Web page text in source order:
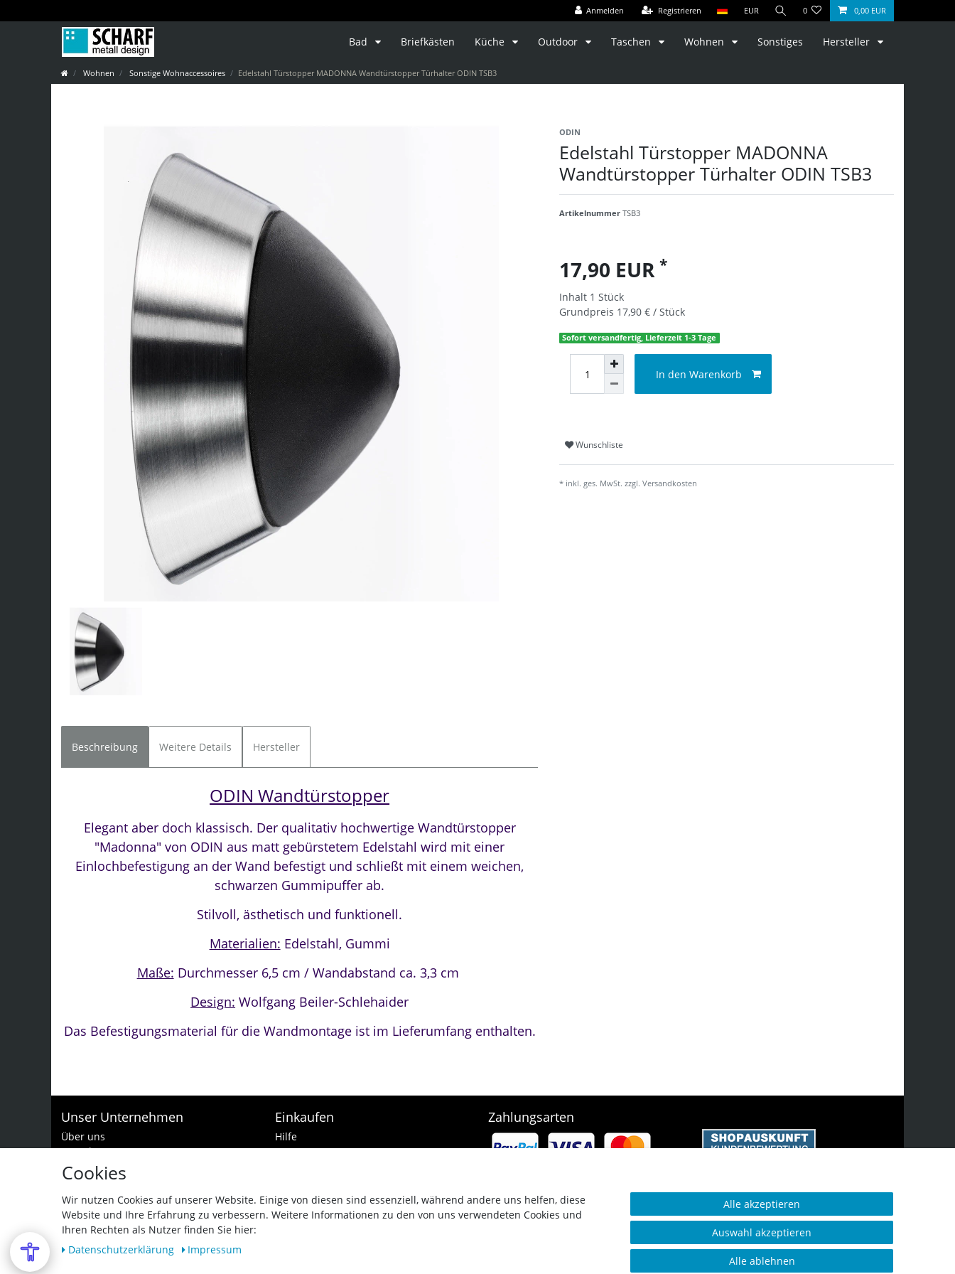
Anmelden Registrieren EUR 0 0,00 EUR
Bad Briefkästen Küche Outdoor Taschen Wohnen Sonstiges Hersteller
Wohnen Sonstige Wohnaccessoires Edelstahl Türstopper MADONNA Wandtürstopper Türhalter ODIN TSB3
ODIN
Edelstahl Türstopper MADONNA
Wandtürstopper Türhalter ODIN TSB3
ArtikelnummerTSB3
17,90 EUR*
Inhalt 1Stück
Grundpreis 17,90 € / Stück
Sofort versandfertig, Lieferzeit 1-3 Tage
In den Warenkorb
Wunschliste
* inkl. ges. MwSt. zzgl.Versandkosten
Beschreibung Weitere Details Hersteller
ODIN Wandtürstopper
Elegant aber doch klassisch. Der qualitativ hochwertige Wandtürstopper
"Madonna" von ODIN aus matt gebürstetem Edelstahl wird mit einer
Einlochbefestigung an der Wand befestigt und schließt mit einem weichen,
schwarzen Gummipuffer ab.
Stilvoll, ästhetisch und funktionell.
Materialien: Edelstahl, Gummi
Maße: Durchmesser 6,5 cm / Wandabstand ca. 3,3 cm
Design: Wolfgang Beiler-Schlehaider
Das Befestigungsmaterial für die Wandmontage ist im Lieferumfang enthalten.
Unser Unternehmen
Über uns
Kontakt
Batteriehinweis
Impressum
Datenschutzerklärung
AGB und Garantiebedingungen
Barrierefreiheitserklärung
Einkaufen
Hilfe
Zur Kasse
Widerrufsrecht
Vertrag widerrufen
Zahlungsarten
Cookies
Wir nutzen Cookies auf unserer Website. Einige von diesen sind essenziell, während andere uns helfen, diese
Website und Ihre Erfahrung zu verbessern. Weitere Informationen zu den von uns verwendeten Cookies und
Ihren Rechten als Nutzer finden Sie hier:
Daten­schutz­erklärung
Impressum
Alle akzeptieren
Auswahl akzeptieren
Alle ablehnen